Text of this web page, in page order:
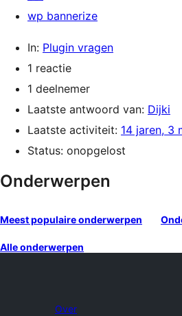
wp bannerize
In: Plugin vragen
1 reactie
1 deelnemer
Laatste antwoord van: Dijki
Laatste activiteit: 14 jaren, 3
Status: onopgelost
Onderwerpen
Meest populaire onderwerpen
Alle onderwerpen
Over